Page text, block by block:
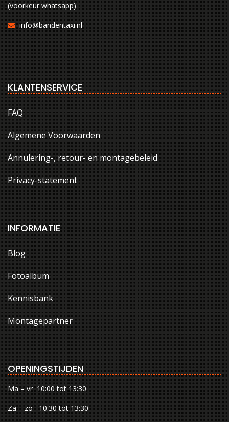
(voorkeur whatsapp)
info@bandentaxi.nl
KLANTENSERVICE
FAQ
Algemene Voorwaarden
Annulering-, retour- en montagebeleid
Privacy-statement
INFORMATIE
Blog
Fotoalbum
Kennisbank
Montagepartner
OPENINGSTIJDEN
Ma – vr 10:00 tot 13:30
Za – zo 10:30 tot 13:30